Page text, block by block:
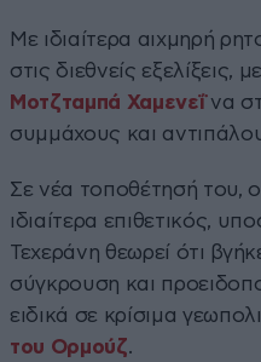
Με ιδιαίτερα αιχμηρή
στις διεθνείς εξελίξεις,
Μοτζταμπά Χαμενεΐνα
συμμάχους και
Σε νέα τοποθέτησή του,
ιδιαίτερα επιθετικός,
Τεχεράνη θεωρεί ότι
σύγκρουση και
ειδικά σε κρίσιμα
του Ορμούζ.